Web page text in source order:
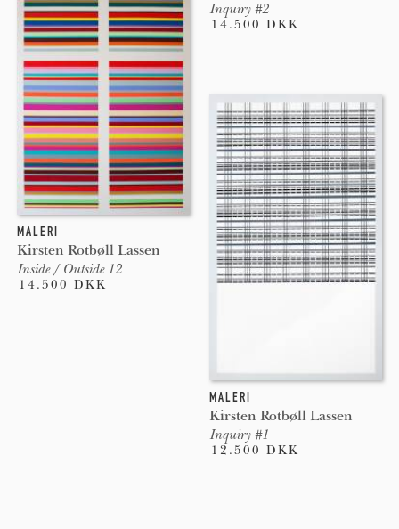
Inquiry #2
14.500 DKK
MALERI
Kirsten Rotbøll Lassen
Inside / Outside 12
14.500 DKK
MALERI
Kirsten Rotbøll Lassen
Inquiry #1
12.500 DKK